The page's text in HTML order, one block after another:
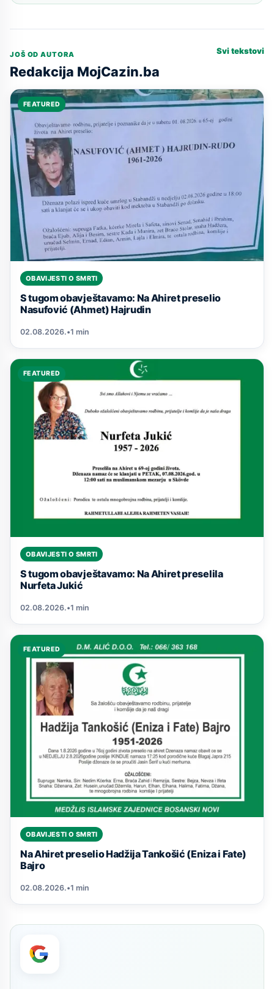
JOŠ OD AUTORA
Redakcija MojCazin.ba
Svi tekstovi
FEATURED
OBAVIJESTI O SMRTI
S tugom obavještavamo: Na Ahiret preselio
Nasufović (Ahmet) Hajrudin
02.08.2026.•1 min
FEATURED
OBAVIJESTI O SMRTI
S tugom obavještavamo: Na Ahiret preselila
Nurfeta Jukić
02.08.2026.•1 min
FEATURED
OBAVIJESTI O SMRTI
Na Ahiret preselio Hadžija Tankošić (Eniza i Fate)
Bajro
02.08.2026.•1 min